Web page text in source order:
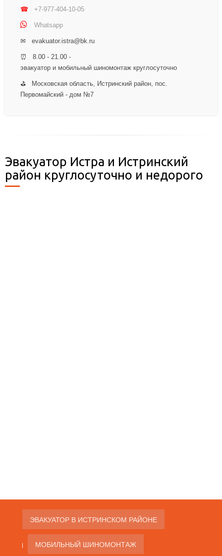
☎ +7-977-404-10-05
Whatsapp
✉ evakuator.istra@bk.ru
⏰ 8.00 - 21.00 -
эвакуатор и мобильный шиномонтаж круглосуточно
⛳ Московская область, Истринский район, пос.
Первомайский - дом №7
Эвакуатор Истра и Истринский
район круглосуточно и недорого
ЭВАКУАТОР В ИСТРИНСКОМ РАЙОНЕ
МОБИЛЬНЫЙ ШИНОМОНТАЖ